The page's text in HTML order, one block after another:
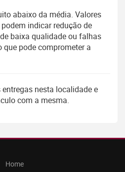
abaixo da média. Valores
indicar redução de
baixa qualidade ou falhas
que pode comprometer a
nesta localidade e
com a mesma.
Home